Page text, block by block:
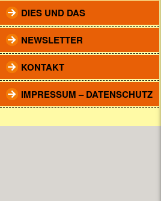
DIES UND DAS
NEWSLETTER
KONTAKT
IMPRESSUM – DATENSCHUTZ